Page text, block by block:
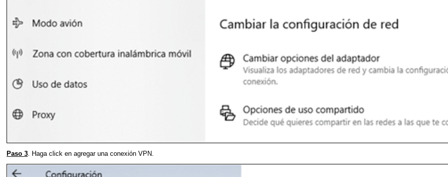
Paso 3 . Haga click en agregar una conexión VPN.